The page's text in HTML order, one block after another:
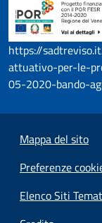
https://
attuativo-per-le-
05-2020-bando-
Mappa del sito
Preferenze
Elenco Siti